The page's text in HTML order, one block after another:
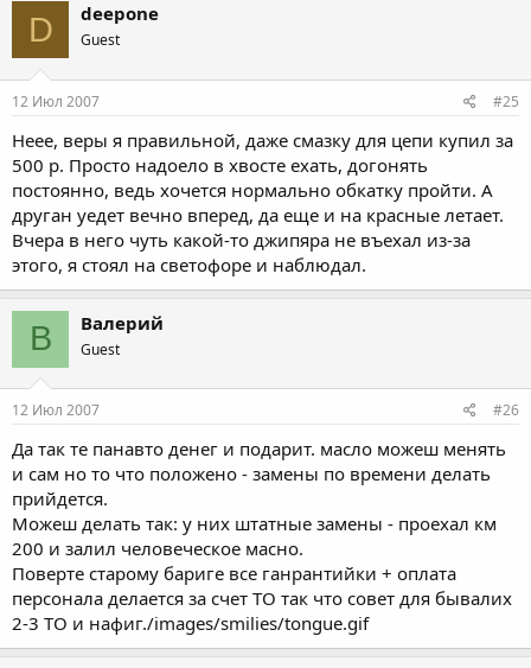
D deepone
Guest
12 Июл 2007 #25
Неее, веры я правильной, даже смазку для цепи купил за
500 р. Просто надоело в хвосте ехать, догонять
постоянно, ведь хочется нормально обкатку пройти. А
друган уедет вечно вперед, да еще и на красные летает.
Вчера в него чуть какой-то джипяра не въехал из-за
этого, я стоял на светофоре и наблюдал.
В Валерий
Guest
12 Июл 2007 #26
Да так те панавто денег и подарит. масло можеш менять
и сам но то что положено - замены по времени делать
прийдется.
Mожеш делать так: у них штатные замены - проехал км
200 и залил человеческое масно.
Поверте старому бариге все ганрантийки + оплата
персонала делается за счет ТО так что совет для бывалих
2-3 ТО и нафиг./images/smilies/tongue.gif